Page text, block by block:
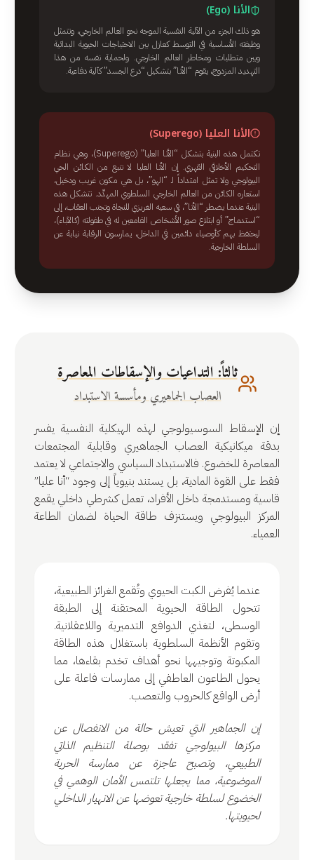
الأنا (Ego)
هو ذلك الجزء من الآلية النفسية الموجه نحو العالم الخارجي، وتتمثل
وظيفته الأساسية في التوسط كعازل بين الاحتياجات الحيوية البدائية
وبين متطلبات ومخاطر العالم الخارجي. ولحماية نفسه من هذا
التهديد المزدوج، يقوم “الأنا” بتشكيل “درع الجسد” كآلية دفاعية.
الأنا العليا (Superego)
تكتمل هذه البنية بتشكل “الأنا العليا” (Superego)، وهي نظام
التحكيم الأخلاقي القهري. إن الأنا العليا لا تنبع من الكائن الحي
البيولوجي ولا تمثل امتداداً لـ “الهو”، بل هي مكون غريب ودخيل،
استعاره الكائن من العالم الخارجي السلطوي المهدِّد. تتشكل هذه
البنية عندما يضطر “الأنا”، في سعيه الغريزي للنجاة وتجنب العقاب، إلى
“استدماج” أو ابتلاع صور الأشخاص القامعين له في طفولته (كالآباء)،
ليحتفظ بهم كأوصياء دائمين في الداخل، يمارسون الرقابة نيابة عن
السلطة الخارجية.
ثالثاً: التداعيات والإسقاطات المعاصرة
العصاب الجماهيري ومأسسة الاستبداد
إن الإسقاط السوسيولوجي لهذه الهيكلية النفسية يفسر
بدقة ميكانيكية العصاب الجماهيري وقابلية المجتمعات
المعاصرة للخضوع. فالاستبداد السياسي والاجتماعي لا يعتمد
فقط على القوة المادية، بل يستند بنيوياً إلى وجود “أنا عليا”
قاسية ومستدمجة داخل الأفراد، تعمل كشرطي داخلي يقمع
المركز البيولوجي ويستنزف طاقة الحياة لضمان الطاعة
العمياء.
عندما يُفرض الكبت الحيوي وتُقمع الغرائز الطبيعية،
تتحول الطاقة الحيوية المحتقنة إلى الطبقة
الوسطى، لتغذي الدوافع التدميرية واللاعقلانية.
وتقوم الأنظمة السلطوية باستغلال هذه الطاقة
المكبوتة وتوجيهها نحو أهداف تخدم بقاءها، مما
يحول الطاعون العاطفي إلى ممارسات فاعلة على
أرض الواقع كالحروب والتعصب.
إن الجماهير التي تعيش حالة من الانفصال عن
مركزها البيولوجي تفقد بوصلة التنظيم الذاتي
الطبيعي، وتصبح عاجزة عن ممارسة الحرية
الموضوعية، مما يجعلها تلتمس الأمان الوهمي في
الخضوع لسلطة خارجية تعوضها عن الانهيار الداخلي
لحيويتها.